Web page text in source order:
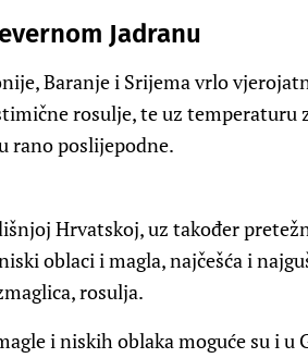
Jadranu
Baranje i Srijema vrlo
rosulje, te uz temperaturu
rano poslijepodne.
Hrvatskoj, uz također
oblaci i magla, najčešća i
rosulja.
i niskih oblaka moguće su i u